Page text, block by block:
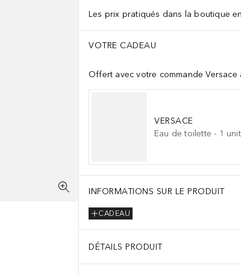
Les prix pratiqués dans la boutique
VOTRE CADEAU
Offert avec votre commande Versace
VERSACE
Eau de toilette - 1
INFORMATIONS SUR LE PRODUIT
CADEAU
DÉTAILS PRODUIT